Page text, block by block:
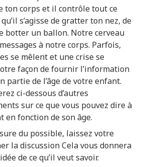
ton corps et il contrôle tout ce
s’agisse de gratter ton nez, de
botter un ballon. Notre cerveau
à notre corps. Parfois,
se mêlent et une crise se
façon de fournir l’information
partie de l’âge de votre enfant.
ci-dessous d’autres
sur ce que vous pouvez dire à
en fonction de son âge.
du possible, laissez votre
la discussion Cela vous donnera
de ce qu’il veut savoir.